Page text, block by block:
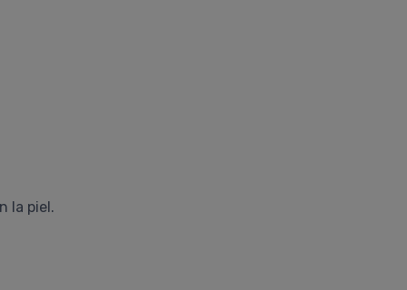
la piel.